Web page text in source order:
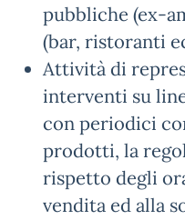
pubbliche (ex-
(bar, ristoranti
Attività di
interventi su
con periodici
prodotti, la
rispetto degli
vendita ed alla